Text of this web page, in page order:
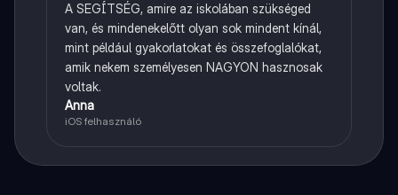
A SEGÍTSÉG, amire az iskolában szükséged
van, és mindenekelőtt olyan sok mindent kínál,
mint például gyakorlatokat és összefoglalókat,
amik nekem személyesen NAGYON hasznosak
voltak.
Anna
iOS felhasználó